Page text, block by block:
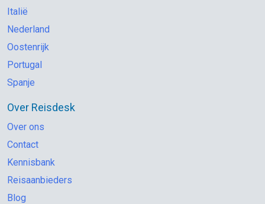
Italië
Nederland
Oostenrijk
Portugal
Spanje
Over Reisdesk
Over ons
Contact
Kennisbank
Reisaanbieders
Blog